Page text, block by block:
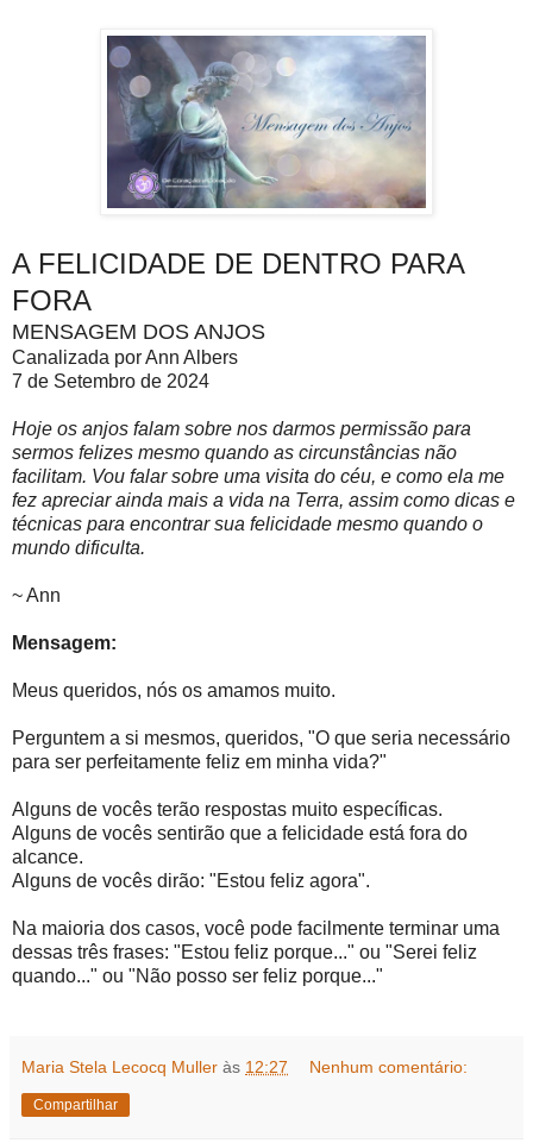
A FELICIDADE DE DENTRO PARA
FORA
MENSAGEM DOS ANJOS
Canalizada por Ann Albers
7 de Setembro de 2024
Hoje os anjos falam sobre nos darmos permissão para
sermos felizes mesmo quando as circunstâncias não
facilitam. Vou falar sobre uma visita do céu, e como ela me
fez apreciar ainda mais a vida na Terra, assim como dicas e
técnicas para encontrar sua felicidade mesmo quando o
mundo dificulta.
~ Ann
Mensagem:
Meus queridos, nós os amamos muito.
Perguntem a si mesmos, queridos, "O que seria necessário
para ser perfeitamente feliz em minha vida?"
Alguns de vocês terão respostas muito específicas.
Alguns de vocês sentirão que a felicidade está fora do
alcance.
Alguns de vocês dirão: "Estou feliz agora".
Na maioria dos casos, você pode facilmente terminar uma
dessas três frases: "Estou feliz porque..." ou "Serei feliz
quando..." ou "Não posso ser feliz porque..."
Maria Stela Lecocq Muller às 12:27 Nenhum comentário:
Compartilhar